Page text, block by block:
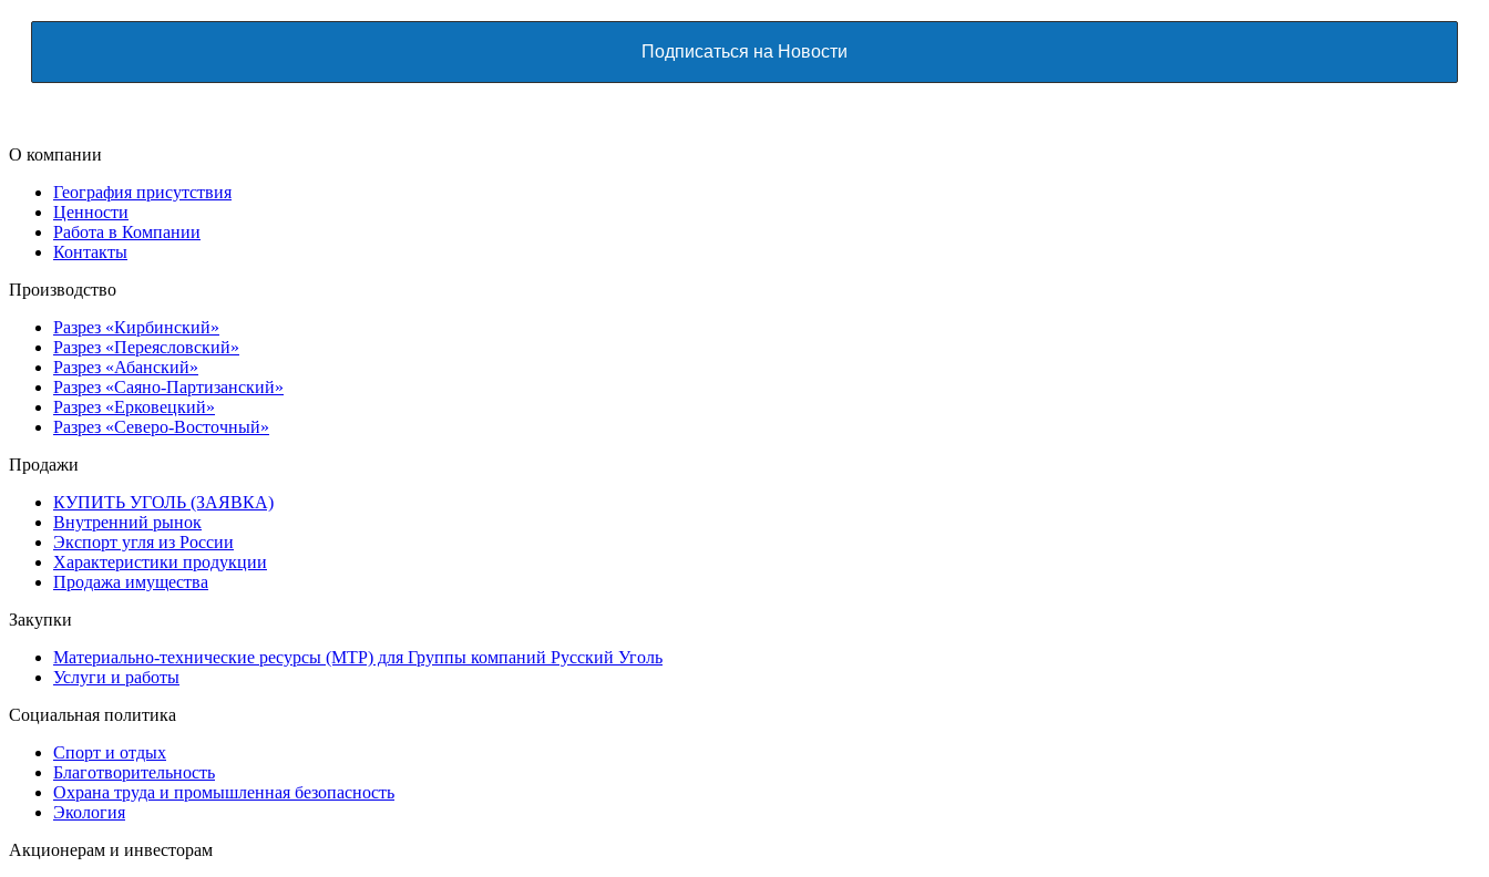
О компании
География присутствия
Ценности
Работа в Компании
Контакты
Производство
Разрез «Кирбинский»
Разрез «Переясловский»
Разрез «Абанский»
Разрез «Саяно-Партизанский»
Разрез «Ерковецкий»
Разрез «Северо-Восточный»
Продажи
КУПИТЬ УГОЛЬ (ЗАЯВКА)
Внутренний рынок
Экспорт угля из России
Характеристики продукции
Продажа имущества
Закупки
Материально-технические ресурсы (МТР) для Группы компаний Русский Уголь
Услуги и работы
Социальная политика
Спорт и отдых
Благотворительность
Охрана труда и промышленная безопасность
Экология
Акционерам и инвесторам